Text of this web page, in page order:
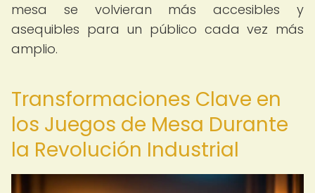
mesa se volvieran más accesibles y
asequibles para un público cada vez más
amplio.
Transformaciones Clave en
los Juegos de Mesa Durante
la Revolución Industrial